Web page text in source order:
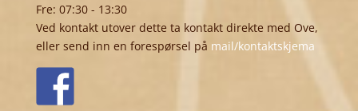
Fre: 07:30 - 13:30
Ved kontakt utover dette ta kontakt direkte med Ove,
eller send inn en forespørsel på mail/kontaktskjema